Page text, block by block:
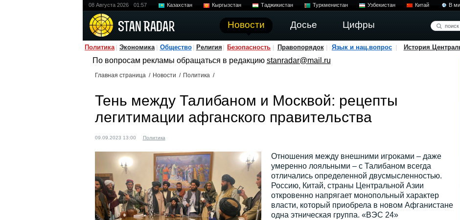
08 Августа 2026 01:57 Казахстан Кыргызстан Таджикистан Туркменистан Узбекистан Китай В
Новости Досье Цифры
Политика Экономика Общество Религия Безопасность Правопорядок Язык и нац.вопрос История
По вопросам рекламы обращаться в редакцию stanradar@mail.ru
Главная страница / Новости / Политика /
Тень между Талибаном и Москвой: рецепты
легитимации афганского правительства
09.09.2023 13:00 Политика
Отношения между внешними игроками – даже
умеренно лояльными – с Талибаном всегда
отличались определенной двусмысленностью.
Россию, Китай, страны Центральной Азии
откровенно напрягает монопольный характер
власти, который приобрела в новом Афганистане
одна этническая группа. «ВЭС 24»